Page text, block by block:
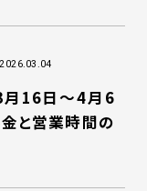
2026.03.04
16日～4月6
と営業時間の